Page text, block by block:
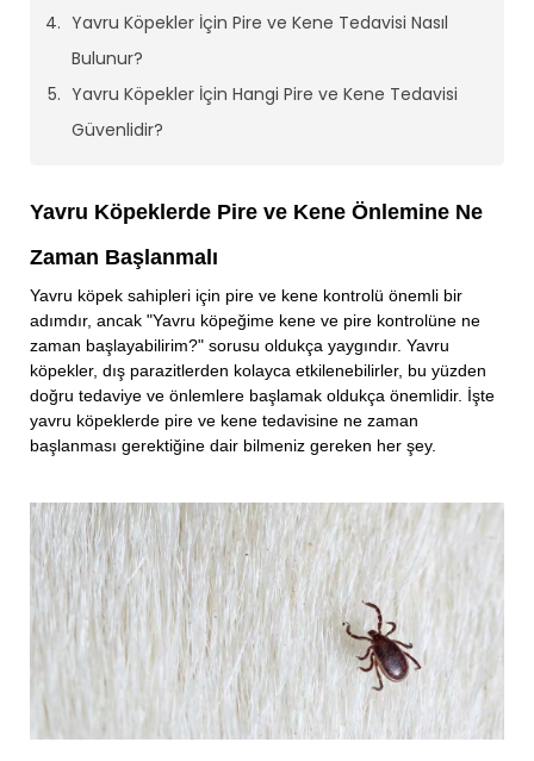
Yavru Köpekler İçin Pire ve Kene Tedavisi Nasıl
Bulunur?
Yavru Köpekler İçin Hangi Pire ve Kene Tedavisi
Güvenlidir?
Yavru Köpeklerde Pire ve Kene Önlemine Ne
Zaman Başlanmalı
Yavru köpek sahipleri için pire ve kene kontrolü önemli bir
adımdır, ancak "Yavru köpeğime kene ve pire kontrolüne ne
zaman başlayabilirim?" sorusu oldukça yaygındır. Yavru
köpekler, dış parazitlerden kolayca etkilenebilirler, bu yüzden
doğru tedaviye ve önlemlere başlamak oldukça önemlidir. İşte
yavru köpeklerde pire ve kene tedavisine ne zaman
başlanması gerektiğine dair bilmeniz gereken her şey.